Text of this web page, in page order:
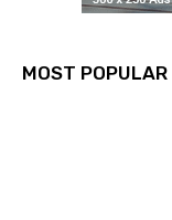
MOST POPULAR